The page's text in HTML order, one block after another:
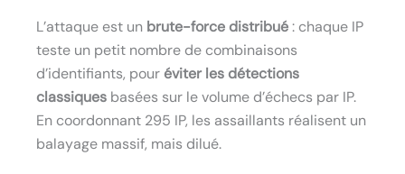
L’attaque est un brute-force distribué: chaque IP
teste un petit nombre de combinaisons
d’identifiants, pouréviter les détections
classiques basées sur le volume d’échecs par IP.
En coordonnant 295 IP, les assaillants réalisent un
balayage massif, mais dilué.